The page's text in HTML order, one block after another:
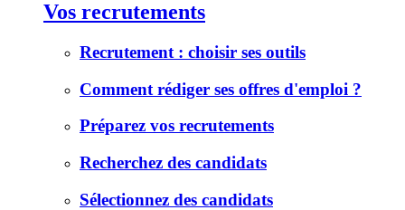
Vos recrutements
Recrutement : choisir ses outils
Comment rédiger ses offres d'emploi ?
Préparez vos recrutements
Recherchez des candidats
Sélectionnez des candidats